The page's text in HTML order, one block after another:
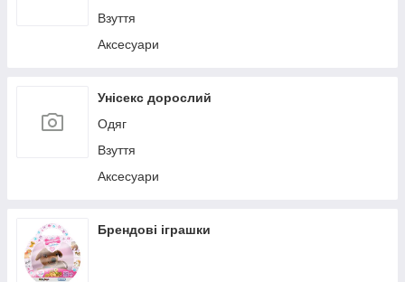
Взуття
Аксесуари
Унісекс дорослий
Одяг
Взуття
Аксесуари
Брендові іграшки